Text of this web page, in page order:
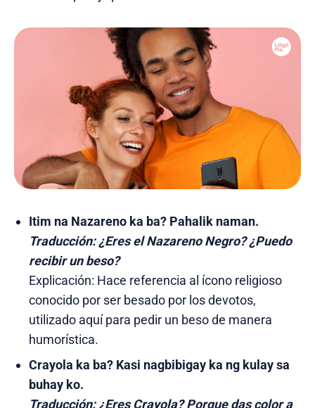
Itim na Nazareno ka ba? Pahalik naman.
Traducción:¿Eres el Nazareno Negro? ¿Puedo
recibir un beso?
Explicación: Hace referencia al ícono religioso
conocido por ser besado por los devotos,
utilizado aquí para pedir un beso de manera
humorística.
Crayola ka ba? Kasi nagbibigay ka ng kulay sa
buhay ko.
Traducción:¿Eres Crayola? Porque das color a